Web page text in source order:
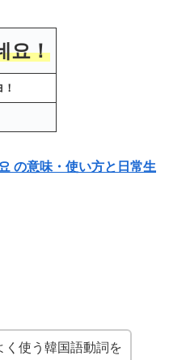
요！
の意味・使い方と日常生
く使う韓国語動詞を